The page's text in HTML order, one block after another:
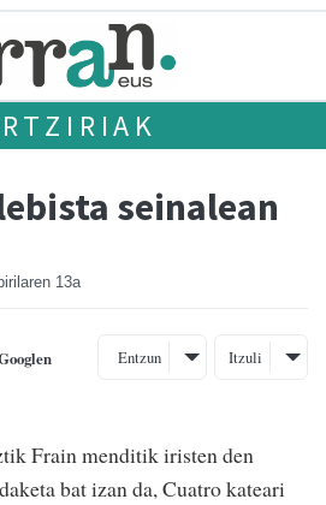
seinalean
13a
Entzun Itzuli
Frain menditik iristen den
bat izan da, Cuatro kateari